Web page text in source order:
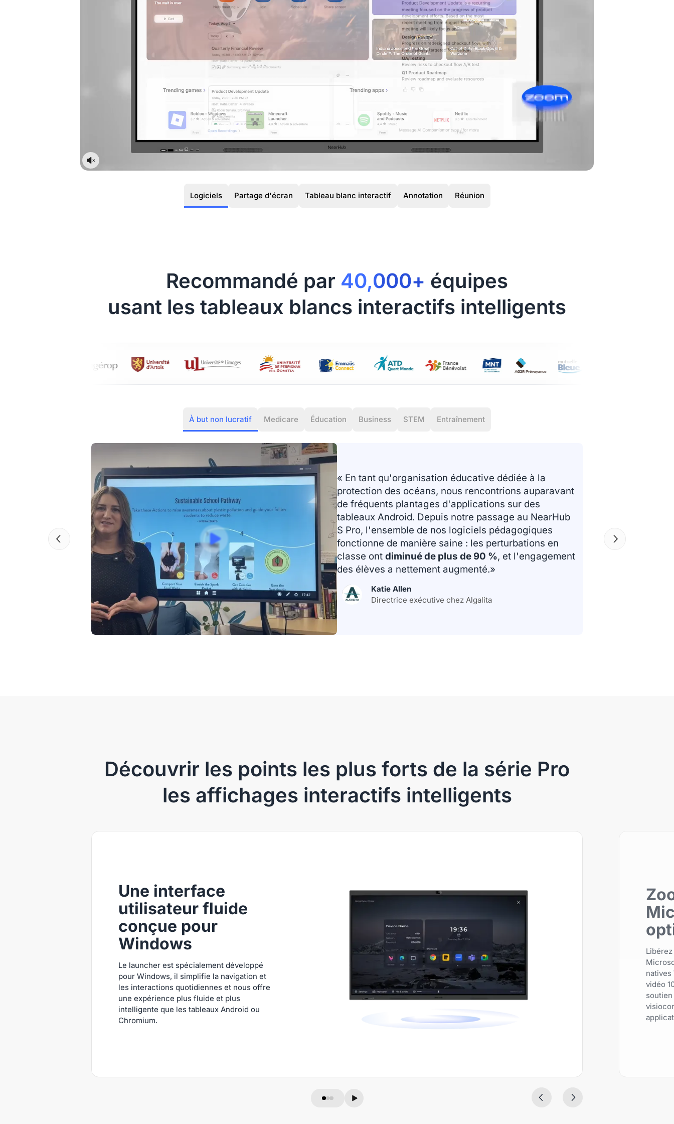
Logiciels Partage d'écran Tableau blanc interactif Annotation Réunion
Recommandé par 40,000+ équipes
usant les tableaux blancs interactifs intelligents
À but non lucratif Medicare Éducation Business STEM Entraînement
« En tant qu'organisation éducative dédiée à la
protection des océans, nous rencontrions auparavant
de fréquents plantages d'applications sur des
tableaux Android. Depuis notre passage au NearHub
S Pro, l'ensemble de nos logiciels pédagogiques
fonctionne de manière saine : les perturbations en
classe ont diminué de plus de 90 %, et l'engagement
des élèves a nettement augmenté.»
Katie Allen
Directrice exécutive chez Algalita
Découvrir les points les plus forts de la série Pro
les affichages interactifs intelligents
Une interface
utilisateur fluide
conçue pour
Windows
Le launcher est spécialement développé
pour Windows, il simplifie la navigation et
les interactions quotidiennes et nous offre
une expérience plus fluide et plus
intelligente que les tableaux Android ou
Chromium.
vidéo